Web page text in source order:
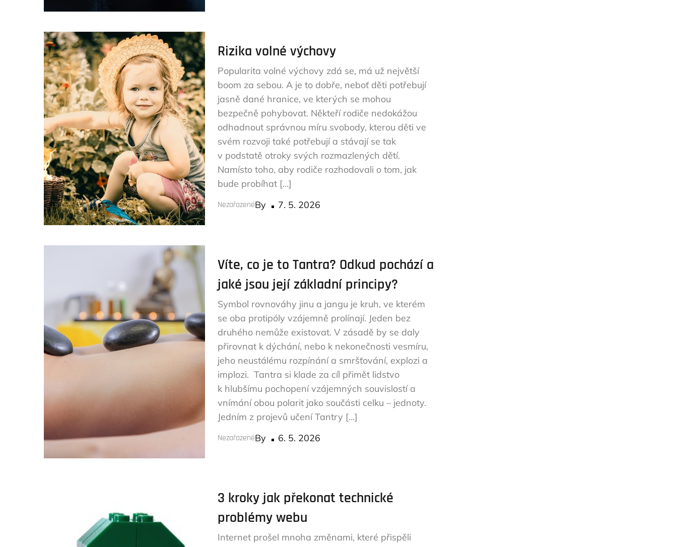
Rizika volné výchovy
Popularita volné výchovy zdá se, má už největší
boom za sebou. A je to dobře, neboť děti potřebují
jasně dané hranice, ve kterých se mohou
bezpečně pohybovat. Někteří rodiče nedokážou
odhadnout správnou míru svobody, kterou děti ve
svém rozvoji také potřebují a stávají se tak
v podstatě otroky svých rozmazlených dětí.
Namísto toho, aby rodiče rozhodovali o tom, jak
bude probíhat […]
NezařazenéBy
Posted
7. 5. 2026
Víte, co je to Tantra? Odkud pochází a
jaké jsou její základní principy?
Symbol rovnováhy jinu a jangu je kruh, ve kterém
se oba protipóly vzájemně prolínají. Jeden bez
druhého nemůže existovat. V zásadě by se daly
přirovnat k dýchání, nebo k nekonečnosti vesmíru,
jeho neustálému rozpínání a smršťování, explozi a
implozi. Tantra si klade za cíl přimět lidstvo
k hlubšímu pochopení vzájemných souvislostí a
vnímání obou polarit jako součásti celku – jednoty.
Jedním z projevů učení Tantry […]
NezařazenéBy
Posted
6. 5. 2026
3 kroky jak překonat technické
problémy webu
Internet prošel mnoha změnami, které přispěli